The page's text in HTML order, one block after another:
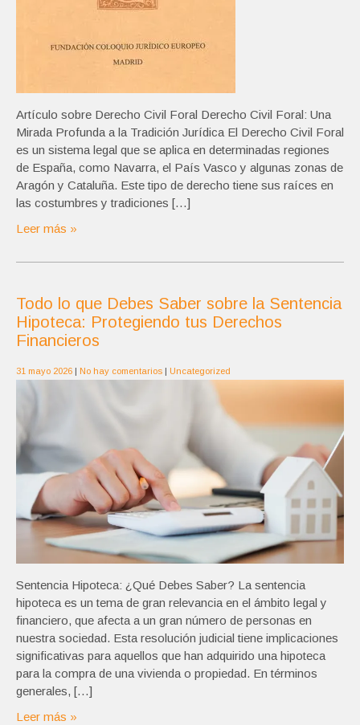
Artículo sobre Derecho Civil Foral Derecho Civil Foral: Una
Mirada Profunda a la Tradición Jurídica El Derecho Civil Foral
es un sistema legal que se aplica en determinadas regiones
de España, como Navarra, el País Vasco y algunas zonas de
Aragón y Cataluña. Este tipo de derecho tiene sus raíces en
las costumbres y tradiciones […]
Leer más »
Todo lo que Debes Saber sobre la Sentencia
Hipoteca: Protegiendo tus Derechos
Financieros
31 mayo 2026 | No hay comentarios | Uncategorized
Sentencia Hipoteca: ¿Qué Debes Saber? La sentencia
hipoteca es un tema de gran relevancia en el ámbito legal y
financiero, que afecta a un gran número de personas en
nuestra sociedad. Esta resolución judicial tiene implicaciones
significativas para aquellos que han adquirido una hipoteca
para la compra de una vivienda o propiedad. En términos
generales, […]
Leer más »